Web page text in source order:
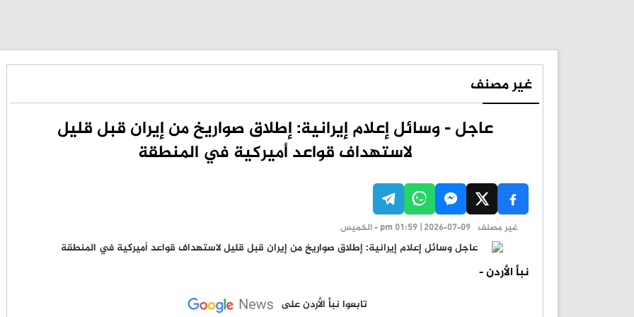
غير مصنف
عاجل - وسائل إعلام إيرانية: إطلاق صواريخ من إيران قبل قليل
لاستهداف قواعد أميركية في المنطقة
غير مصنف pm 01:59 | 2026-07-09 - الخميس
نبأ الأردن -
تابعوا نبأ الأردن على